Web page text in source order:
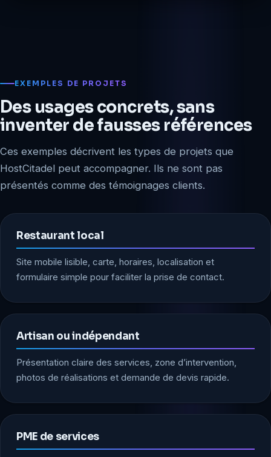
EXEMPLES DE PROJETS
Des usages concrets, sans
inventer de fausses références
Ces exemples décrivent les types de projets que
HostCitadel peut accompagner. Ils ne sont pas
présentés comme des témoignages clients.
Restaurant local
Site mobile lisible, carte, horaires, localisation et
formulaire simple pour faciliter la prise de contact.
Artisan ou indépendant
Présentation claire des services, zone d’intervention,
photos de réalisations et demande de devis rapide.
PME de services